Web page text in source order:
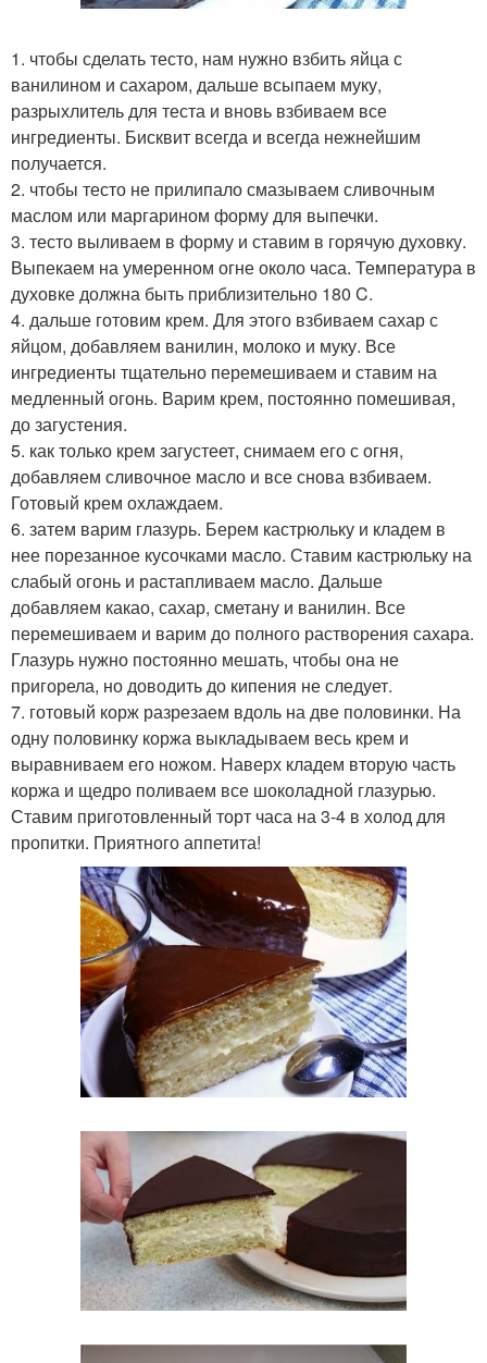
1. чтобы сделать тесто, нам нужно взбить яйца с
ванилином и сахаром, дальше всыпаем муку,
разрыхлитель для теста и вновь взбиваем все
ингредиенты. Бисквит всегда и всегда нежнейшим
получается.
2. чтобы тесто не прилипало смазываем сливочным
маслом или маргарином форму для выпечки.
3. тесто выливаем в форму и ставим в горячую духовку.
Выпекаем на умеренном огне около часа. Температура в
духовке должна быть приблизительно 180 C.
4. дальше готовим крем. Для этого взбиваем сахар с
яйцом, добавляем ванилин, молоко и муку. Все
ингредиенты тщательно перемешиваем и ставим на
медленный огонь. Варим крем, постоянно помешивая,
до загустения.
5. как только крем загустеет, снимаем его с огня,
добавляем сливочное масло и все снова взбиваем.
Готовый крем охлаждаем.
6. затем варим глазурь. Берем кастрюльку и кладем в
нее порезанное кусочками масло. Ставим кастрюльку на
слабый огонь и растапливаем масло. Дальше
добавляем какао, сахар, сметану и ванилин. Все
перемешиваем и варим до полного растворения сахара.
Глазурь нужно постоянно мешать, чтобы она не
пригорела, но доводить до кипения не следует.
7. готовый корж разрезаем вдоль на две половинки. На
одну половинку коржа выкладываем весь крем и
выравниваем его ножом. Наверх кладем вторую часть
коржа и щедро поливаем все шоколадной глазурью.
Ставим приготовленный торт часа на 3-4 в холод для
пропитки. Приятного аппетита!